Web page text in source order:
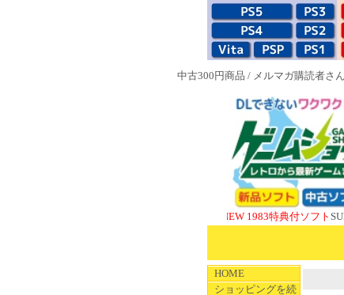
中古300円商品 / メルマガ購読者さ
NEW 1983特典付ソフトSUPERやの
HOME
ショッピングを続